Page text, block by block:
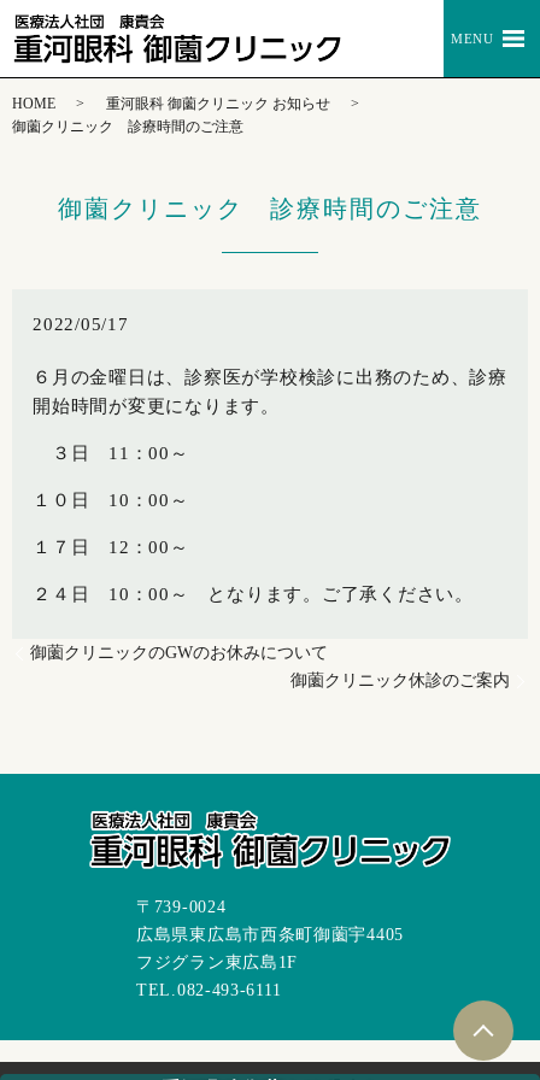
MENU
HOME
重河眼科 御薗クリニック お知らせ
御薗クリニック 診療時間のご注意
御薗クリニック 診療時間のご注意
2022/05/17
６月の金曜日は、診察医が学校検診に出務のため、診療
開始時間が変更になります。
３日 11：00～
１０日 10：00～
１７日 12：00～
２４日 10：00～ となります。ご了承ください。
御薗クリニックのGWのお休みについて
御薗クリニック休診のご案内
〒739-0024
広島県東広島市西条町御薗宇4405
フジグラン東広島1F
TEL.082-493-6111